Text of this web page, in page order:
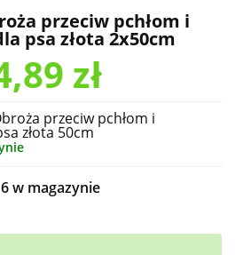
przeciw pchłom i
psa złota 2x50cm
zł
przeciw pchłom i
złota 50cm
6 w magazynie